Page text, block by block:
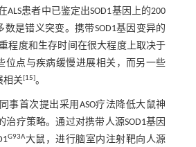
ALS患者中已鉴定出SOD1基因上的200
是错义突变。携带SOD1基因变异的
程度和生存时间在很大程度上取决于
位点与疾病缓慢进展相关，而另一些
相关[15]。
事首次提出采用ASO疗法降低大鼠神
治疗策略。通过对携带人源SOD1基因
G93A大鼠，进行脑室内注射靶向人源